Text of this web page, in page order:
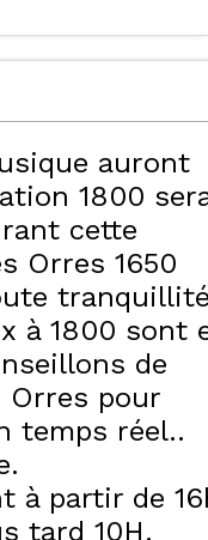
auront
1800
cette
Orres 1650
à 1800 sont
de
pour
temps réel.
à partir de
tard 10H